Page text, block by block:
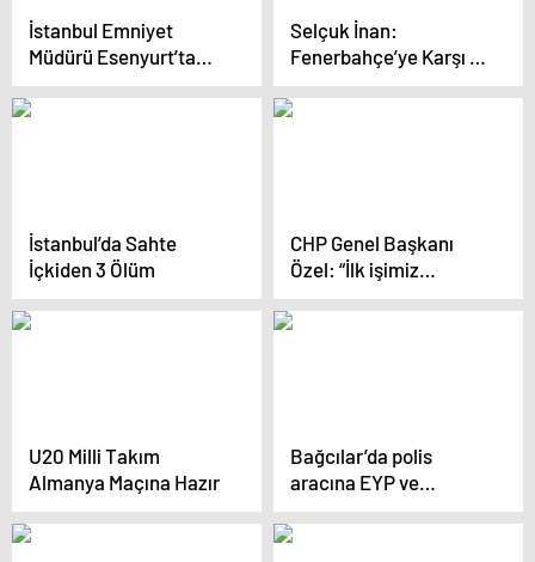
İstanbul Emniyet
Müdürü Esenyurt’ta
Uygulamaları
Denetledi
Selçuk İnan:
Fenerbahçe’ye Karşı İyi
Mücadele Ettik
İstanbul’da Sahte
İçkiden 3 Ölüm
CHP Genel Başkanı
Özel: “İlk işimiz
İstanbul Sözleşmesi’ne
dönmek olacaktır”
U20 Milli Takım
Almanya Maçına Hazır
Bağcılar’da polis
aracına EYP ve
molotofkokteyli atıldı